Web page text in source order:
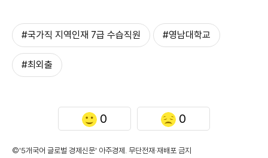
#국가직 지역인재 7급 수습직원 #영남대학교
#최외출
0 0
©'5개국어 글로벌 경제신문' 아주경제. 무단전재·재배포 금지